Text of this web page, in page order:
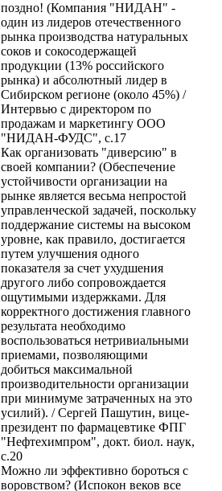
поздно! (Компания "НИДАН" -
один из лидеров отечественного
рынка производства натуральных
соков и сокосодержащей
продукции (13% российского
рынка) и абсолютный лидер в
Сибирском регионе (около 45%) /
Интервью с директором по
продажам и маркетингу ООО
"НИДАН-ФУДС", с.17
Как организовать "диверсию" в
своей компании? (Обеспечение
устойчивости организации на
рынке является весьма непростой
управленческой задачей, поскольку
поддержание системы на высоком
уровне, как правило, достигается
путем улучшения одного
показателя за счет ухудшения
другого либо сопровождается
ощутимыми издержками. Для
корректного достижения главного
результата необходимо
воспользоваться нетривиальными
приемами, позволяющими
добиться максимальной
производительности организации
при минимуме затраченных на это
усилий). / Сергей Пашутин, вице-
президент по фармацевтике ФПГ
"Нефтехимпром", докт. биол. наук,
с.20
Можно ли эффективно бороться с
воровством? (Испокон веков все